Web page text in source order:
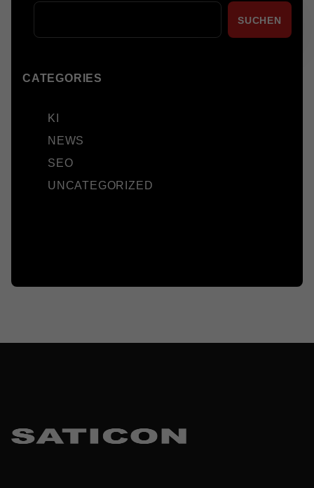
SUCHEN
CATEGORIES
KI
NEWS
SEO
UNCATEGORIZED